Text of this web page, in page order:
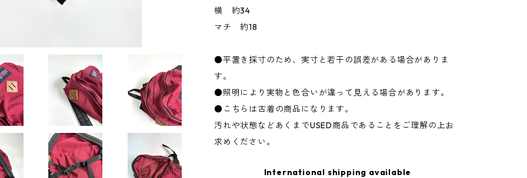
横 約34
マチ 約18
●平置き採寸のため、実寸と若干の誤差がある場合がありま
す。
●照明により実物と色合いが違って見える場合があります。
●こちらは古着の商品になります。
汚れや状態などあくまでUSED商品であることをご理解の上お
求めください。
International shipping available